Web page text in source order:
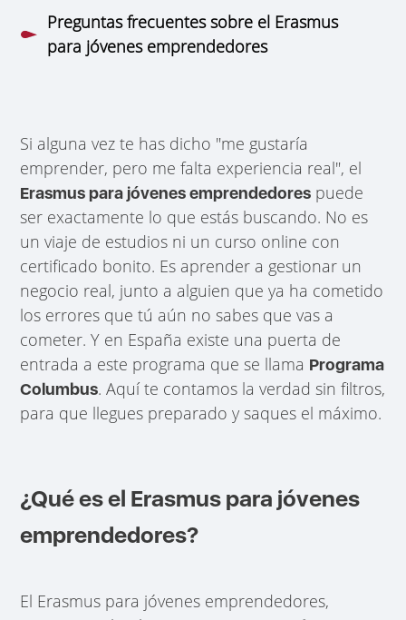
Preguntas frecuentes sobre el Erasmus
para jóvenes emprendedores
Si alguna vez te has dicho "me gustaría
emprender, pero me falta experiencia real", el
Erasmus para jóvenes emprendedores puede
ser exactamente lo que estás buscando. No es
un viaje de estudios ni un curso online con
certificado bonito. Es aprender a gestionar un
negocio real, junto a alguien que ya ha cometido
los errores que tú aún no sabes que vas a
cometer. Y en España existe una puerta de
entrada a este programa que se llama Programa
Columbus. Aquí te contamos la verdad sin filtros,
para que llegues preparado y saques el máximo.
¿Qué es el Erasmus para jóvenes
emprendedores?
El Erasmus para jóvenes emprendedores,